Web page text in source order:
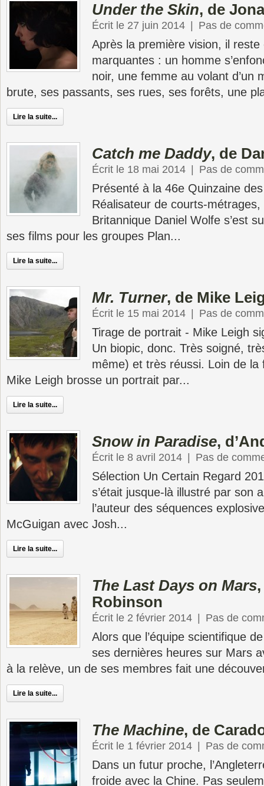
Under the Skin, de
Écrit le 27 juin 2014 Pas de
Après la première vision, il reste
marquantes : un homme
noir, une femme au volant d’un
brute, ses passants, ses rues, ses forêts, une
Lire la suite...
Catch me Daddy, de
Écrit le 18 mai 2014 Pas de
Présenté à la 46e Quinzaine
Réalisateur de courts-
Britannique Daniel Wolfe s’est
ses films pour les groupes Plan...
Lire la suite...
Mr. Turner, de Mike
Écrit le 15 mai 2014 Pas de
Tirage de portrait - Mike Leigh
Un biopic, donc. Très soigné,
même) et très réussi. Loin de la
Mike Leigh brosse un portrait par...
Lire la suite...
Snow in Paradise,
Écrit le 8 avril 2014 Pas de
Sélection Un Certain Regard
s’était jusque-là illustré par son
l’auteur des séquences
McGuigan avec Josh...
Lire la suite...
The Last Days on Mars
Robinson
Écrit le 2 février 2014 Pas de
Alors que l’équipe scientifique
ses dernières heures sur Mars
à la relève, un de ses membres fait une
Lire la suite...
The Machine, de
Écrit le 1 février 2014 Pas de
Dans un futur proche,
froide avec la Chine. Pas